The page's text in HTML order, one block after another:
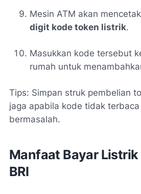
Mesin ATM akan
digit kode token listrik.
Masukkan kode tersebut
rumah untuk
Tips: Simpan struk pembelian
jaga apabila kode tidak
bermasalah.
Manfaat Bayar
BRI